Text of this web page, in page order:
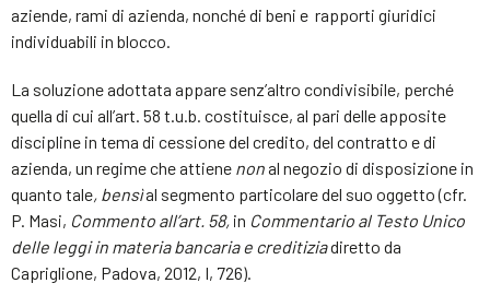
aziende, rami di azienda, nonché di beni e rapporti giuridici
individuabili in blocco.
La soluzione adottata appare senz’altro condivisibile, perché
quella di cui all’art. 58 t.u.b. costituisce, al pari delle apposite
discipline in tema di cessione del credito, del contratto e di
azienda, un regime che attiene nonal negozio di disposizione in
quanto tale, bensìal segmento particolare del suo oggetto (cfr.
P. Masi, Commento all’art. 58, in Commentario al Testo Unico
delle leggi in materia bancaria e creditiziadiretto da
Capriglione, Padova, 2012, I, 726).